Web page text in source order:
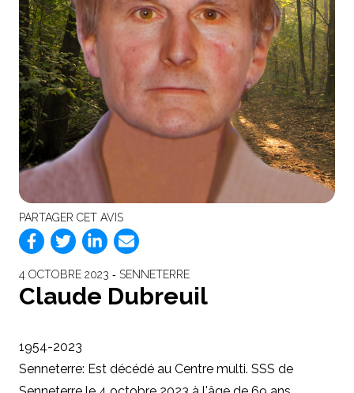
PARTAGER CET AVIS
4 OCTOBRE 2023 ‐ SENNETERRE
Claude Dubreuil
1954-2023
Senneterre: Est décédé au Centre multi. SSS de